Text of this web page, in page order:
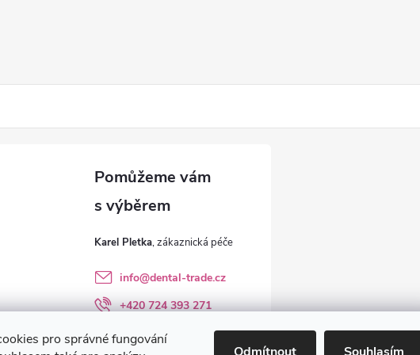
pro správné fungování
Karel Pletka
info@dental-trade.cz
+420 724 393 271
Sledujte nás na FB